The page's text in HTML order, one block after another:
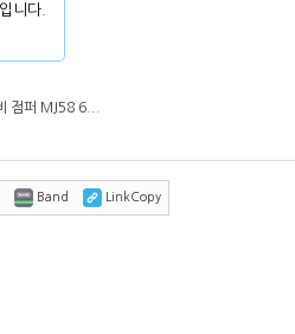
니다.
점퍼 MJ58 6...
Band LinkCopy